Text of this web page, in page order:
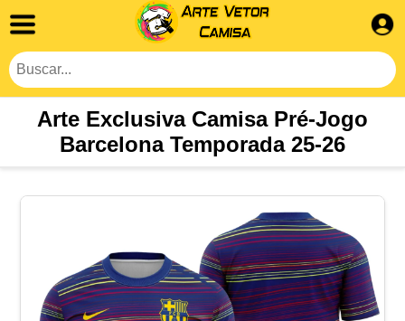
Arte Exclusiva Camisa Pré-Jogo
Barcelona Temporada 25-26